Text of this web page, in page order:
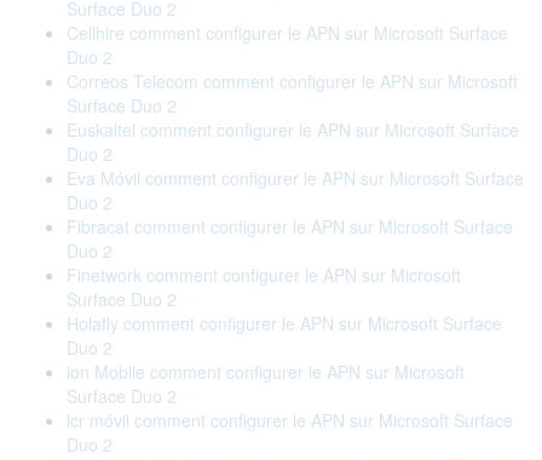
Surface Duo 2
Cellhire comment configurer le APN sur Microsoft Surface
Duo 2
Correos Telecom comment configurer le APN sur Microsoft
Surface Duo 2
Euskaltel comment configurer le APN sur Microsoft Surface
Duo 2
Eva Móvil comment configurer le APN sur Microsoft Surface
Duo 2
Fibracat comment configurer le APN sur Microsoft Surface
Duo 2
Finetwork comment configurer le APN sur Microsoft
Surface Duo 2
Holafly comment configurer le APN sur Microsoft Surface
Duo 2
ion Mobile comment configurer le APN sur Microsoft
Surface Duo 2
lcr móvil comment configurer le APN sur Microsoft Surface
Duo 2